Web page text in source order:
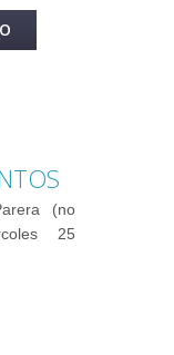
(no
25